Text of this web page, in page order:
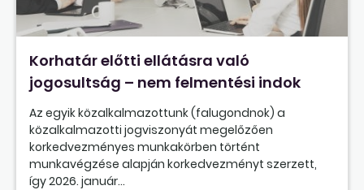
Korhatár előtti ellátásra való
jogosultság – nem felmentési indok
Az egyik közalkalmazottunk (falugondnok) a
közalkalmazotti jogviszonyát megelőzően
korkedvezményes munkakörben történt
munkavégzése alapján korkedvezményt szerzett,
így 2026. január...